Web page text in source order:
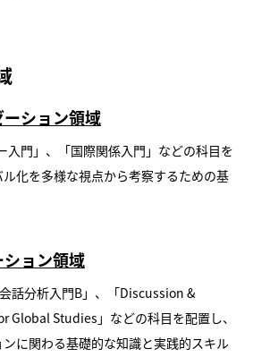
ーション領域
入門」、「国際関係入門」などの科目を
化を多様な視点から考察するための基
ション領域
話分析入門B」、「Discussion &
Global Studies」などの科目を配置し、
に関わる基礎的な知識と実践的スキル